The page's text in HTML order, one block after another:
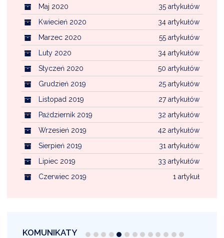
35 artykułów
Maj 2020
34 artykułów
Kwiecień 2020
55 artykułów
Marzec 2020
34 artykułów
Luty 2020
50 artykułów
Styczeń 2020
25 artykułów
Grudzień 2019
27 artykułów
Listopad 2019
32 artykułów
Październik 2019
42 artykułów
Wrzesień 2019
31 artykułów
Sierpień 2019
33 artykułów
Lipiec 2019
1 artykuł
Czerwiec 2019
KOMUNIKATY